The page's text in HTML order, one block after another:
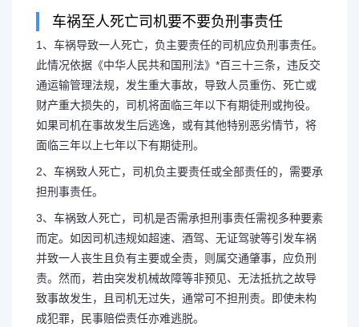
车祸至人死亡司机要不要负刑事责任
1、车祸导致一人死亡，负主要责任的司机应负刑事责任。
此情况依据《中华人民共和国刑法》*百三十三条，违反交
通运输管理法规，发生重大事故，导致人员重伤、死亡或
财产重大损失的，司机将面临三年以下有期徒刑或拘役。
如果司机在事故发生后逃逸，或有其他特别恶劣情节，将
面临三年以上七年以下有期徒刑。
2、车祸致人死亡，司机负主要责任或全部责任的，需要承
担刑事责任。
3、车祸致人死亡，司机是否需承担刑事责任需视多种要素
而定。如因司机违规如超速、酒驾、无证驾驶等引发车祸
并致一人丧生且负有主要或全责，则属交通肇事，应负刑
责。然而，若由突发机械故障等非预见、无法抵抗之故导
致事故发生，且司机无过失，通常可不担刑责。即使未构
成犯罪，民事赔偿责任亦难逃脱。